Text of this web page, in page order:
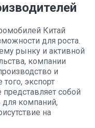
Китай
для роста.
рынку и активной
компании
и
экспорт
собой
компаний,
на